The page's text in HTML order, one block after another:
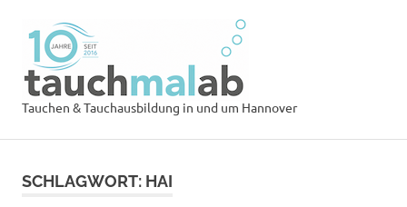
Inhalt
springen
Tauchen & Tauchausbildung in und um Hannover
SCHLAGWORT: HAI